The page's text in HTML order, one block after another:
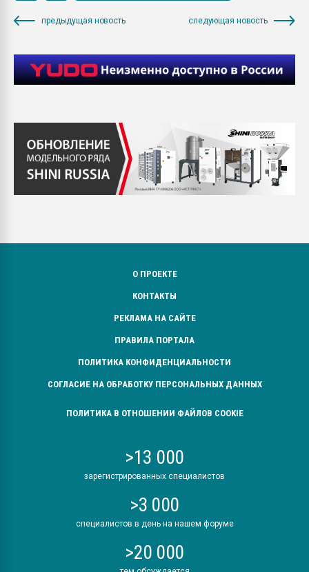
предыдущая новость следующая новость
О ПРОЕКТЕ
КОНТАКТЫ
РЕКЛАМА НА САЙТЕ
ПРАВИЛА ПОРТАЛА
ПОЛИТИКА КОНФИДЕНЦИАЛЬНОСТИ
СОГЛАСИЕ НА ОБРАБОТКУ ПЕРСОНАЛЬНЫХ ДАННЫХ
ПОЛИТИКА В ОТНОШЕНИИ ФАЙЛОВ COOKIE
>13 000
зарегистрированных специалистов
>3 000
специалистов в день на нашем форуме
>20 000